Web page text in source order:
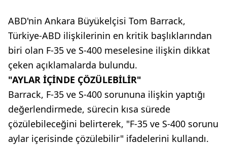
ABD'nin Ankara Büyükelçisi Tom Barrack,
Türkiye-ABD ilişkilerinin en kritik başlıklarından
biri olan F-35 ve S-400 meselesine ilişkin dikkat
çeken açıklamalarda bulundu.
"AYLAR İÇİNDE ÇÖZÜLEBİLİR"
Barrack, F-35 ve S-400 sorununa ilişkin yaptığı
değerlendirmede, sürecin kısa sürede
çözülebileceğini belirterek, "F-35 ve S-400 sorunu
aylar içerisinde çözülebilir" ifadelerini kullandı.